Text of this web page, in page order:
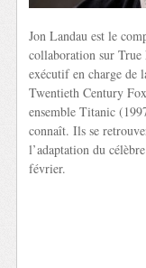
Jon Landau est le
collaboration sur
exécutif en charge de
Twentieth Century
ensemble Titanic
connaît. Ils se
l’adaptation du
février.